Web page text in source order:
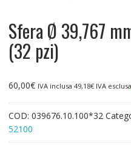
Sfera Ø 39,767
(32 pzi)
60,00€ IVA inclusa 49,18€IVA esclusa
COD: 039676.10.100*32
52100